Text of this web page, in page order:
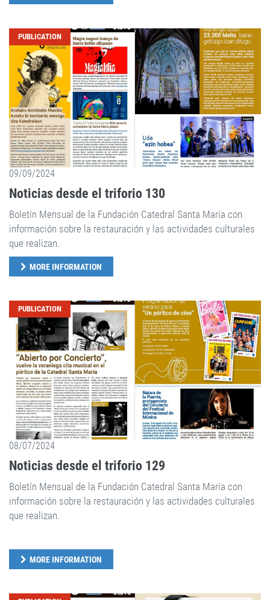
PUBLICATION
09/09/2024
Noticias desde el triforio 130
Boletín Mensual de la Fundación Catedral Santa María con
información sobre la restauración y las actividades culturales
que realizan.
MORE INFORMATION
PUBLICATION
08/07/2024
Noticias desde el triforio 129
Boletín Mensual de la Fundación Catedral Santa María con
información sobre la restauración y las actividades culturales
que realizan.
MORE INFORMATION